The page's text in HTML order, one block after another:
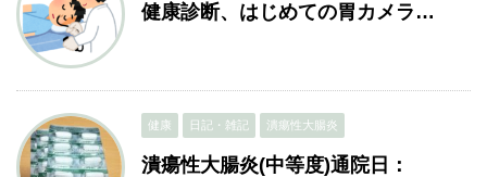
健康診断、はじめての胃カメラ…
健康 日記・雑記 潰瘍性大腸炎
潰瘍性大腸炎(中等度)通院日：